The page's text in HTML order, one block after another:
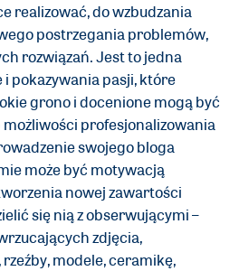
realizować, do wzbudzania
postrzegania problemów,
rozwiązań. Jest to jedna
pokazywania pasji, które
grono i docenione mogą być
profesjonalizowania
swojego bloga
może być motywacją
nowej zawartości
się nią z obserwującymi –
zdjęcia,
modele, ceramikę,